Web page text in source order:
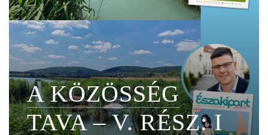
A KÖZÖSSÉG
TAVA – V. RÉSZ: I